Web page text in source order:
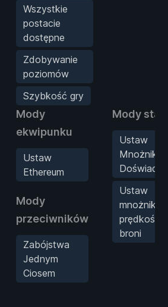
Wszystkie
postacie
dostępne
Zdobywanie
poziomów
Szybkość gry
Mody
ekwipunku
Ustaw
Ethereum
Mody
przeciwników
Zabójstwa
Jednym
Ciosem
Mody
Ustaw
Mnożnik
Ustaw
mnożnik
prędkości
broni